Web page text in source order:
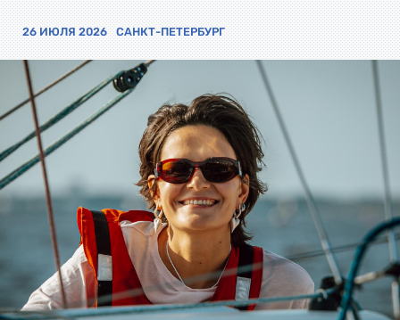
26 ИЮЛЯ 2026 САНКТ-ПЕТЕРБУРГ